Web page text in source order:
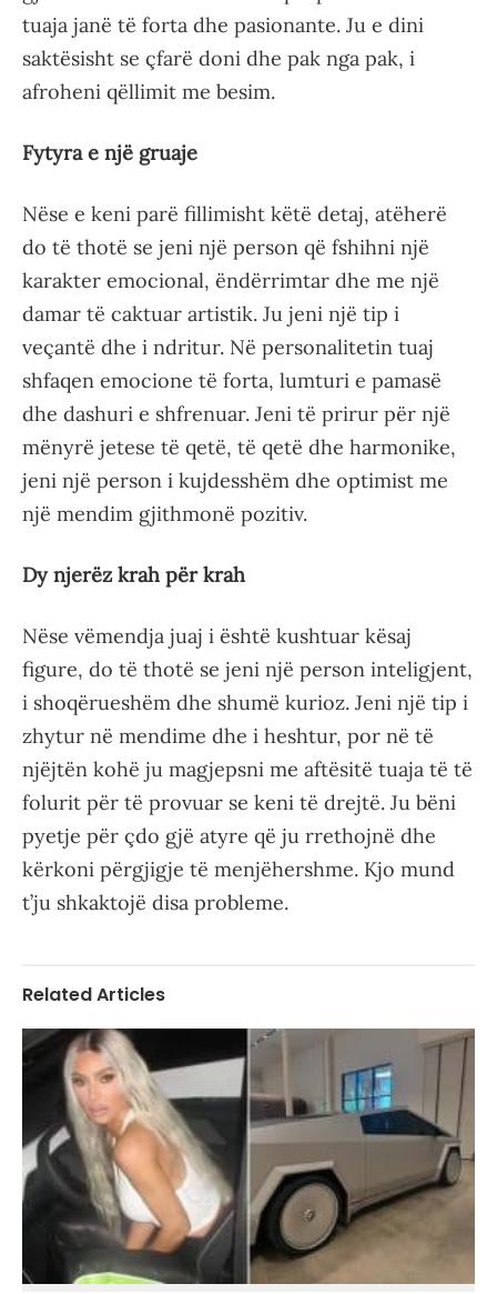
tuaja janë të forta dhe pasionante. Ju e dini
saktësisht se çfarë doni dhe pak nga pak, i
afroheni qëllimit me besim.
Fytyra e një gruaje
Nëse e keni parë fillimisht këtë detaj, atëherë
do të thotë se jeni një person që fshihni një
karakter emocional, ëndërrimtar dhe me një
damar të caktuar artistik. Ju jeni një tip i
veçantë dhe i ndritur. Në personalitetin tuaj
shfaqen emocione të forta, lumturi e pamasë
dhe dashuri e shfrenuar. Jeni të prirur për një
mënyrë jetese të qetë, të qetë dhe harmonike,
jeni një person i kujdesshëm dhe optimist me
një mendim gjithmonë pozitiv.
Dy njerëz krah për krah
Nëse vëmendja juaj i është kushtuar kësaj
figure, do të thotë se jeni një person inteligjent,
i shoqërueshëm dhe shumë kurioz. Jeni një tip i
zhytur në mendime dhe i heshtur, por në të
njëjtën kohë ju magjepsni me aftësitë tuaja të të
folurit për të provuar se keni të drejtë. Ju bëni
pyetje për çdo gjë atyre që ju rrethojnë dhe
kërkoni përgjigje të menjëhershme. Kjo mund
t’ju shkaktojë disa probleme.
Related Articles